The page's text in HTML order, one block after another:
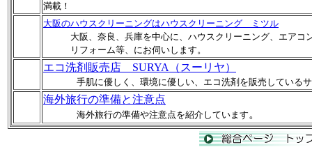
満載！
大阪のハウスクリーニングはハウスクリーニング ミツル
大阪、奈良、兵庫を中心に、ハウスクリーニング、エアコ
リフォーム等、にお伺いします。
エコ洗剤販売店 SURYA（スーリヤ）
手肌に優しく、環境に優しい、エコ洗剤を販売している
海外旅行の準備と注意点
海外旅行の準備や注意点を紹介しています 。